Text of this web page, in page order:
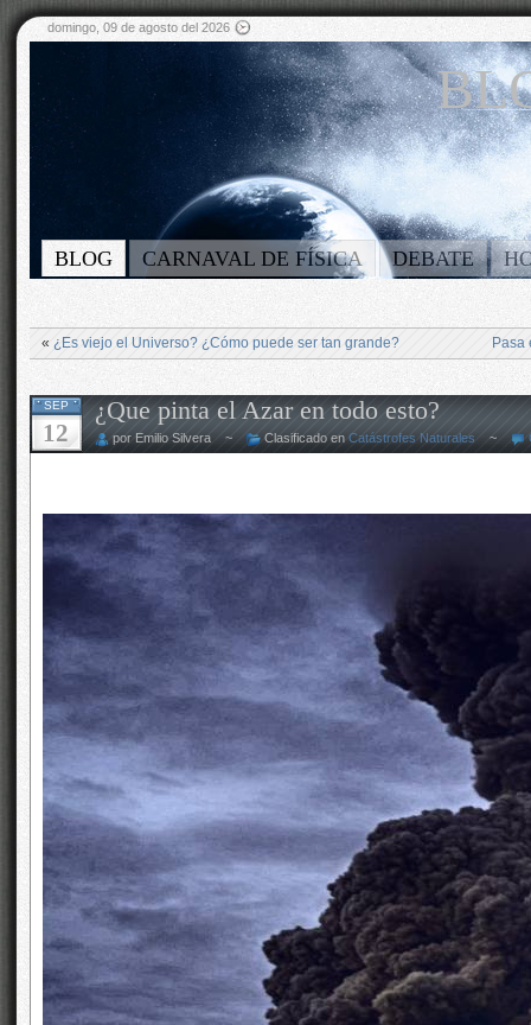
domingo, 09 de agosto del 2026
BLOG CARNAVAL DE FÍSICA DEBATE
« ¿Es viejo el Universo? ¿Cómo puede ser tan grande? Pasa
SEP
12
¿Que pinta el Azar en todo esto?
por Emilio Silvera ~ Clasificado en Catástrofes Naturales ~